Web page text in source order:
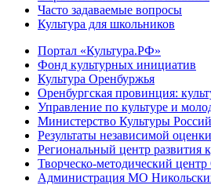
Часто задаваемые вопросы
Культура для школьников
Портал «Культура.РФ»
Фонд культурных инициатив
Культура Оренбуржья
Оренбургская провинция:
Управление по культуре и
Министерство Культуры
Результаты независимой
Региональный центр развития
Творческо-методический
Администрация МО